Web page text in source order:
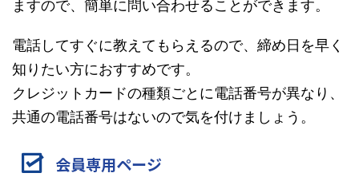
ますので、簡単に問い合わせることができます。
電話してすぐに教えてもらえるので、締め日を早く
知りたい方におすすめです。
クレジットカードの種類ごとに電話番号が異なり、
共通の電話番号はないので気を付けましょう。
会員専用ページ